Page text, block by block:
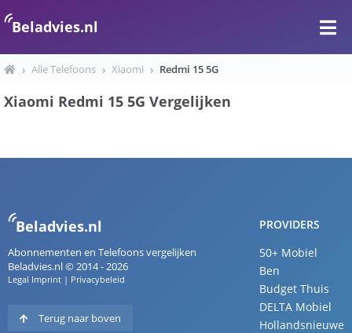
Beladvies.nl
› Alle Telefoons › Xiaomi › Redmi 15 5G
Xiaomi Redmi 15 5G Vergelijken
Beladvies.nl
Abonnementen en Telefoons vergelijken
Beladvies.nl © 2014 - 2026
Legal Imprint | Privacybeleid
Terug naar boven
PROVIDERS
50+ Mobiel
Ben
Budget Thuis
DELTA Mobiel
Hollandsnieuwe